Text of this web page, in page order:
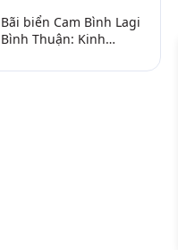
Bãi biển Cam Bình Lagi
Bình Thuận: Kinh
sản, điểm gần